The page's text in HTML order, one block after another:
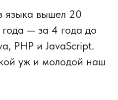
языка вышел 20
— за 4 года до
PHP и JavaScript.
уж и молодой наш